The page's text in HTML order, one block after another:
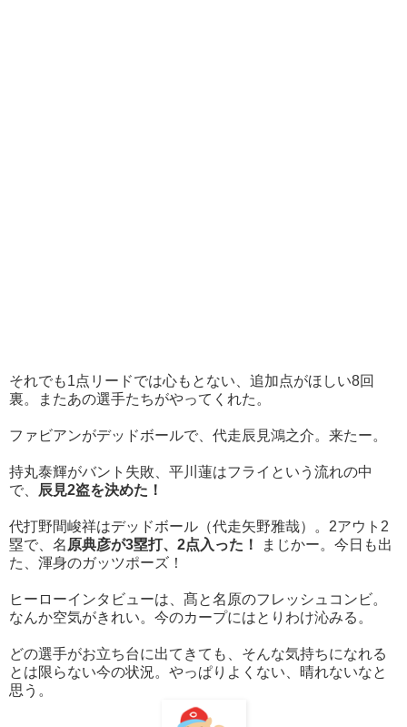
それでも1点リードでは心もとない、追加点がほしい8回
裏。またあの選手たちがやってくれた。
ファビアンがデッドボールで、代走辰見鴻之介。来たー。
持丸泰輝がバント失敗、平川蓮はフライという流れの中
で、
辰見2盗を決めた！
代打野間峻祥はデッドボール（代走矢野雅哉）。2アウト2
塁で、名 原典彦が3塁打、2点入った！
まじかー。今日も出
た、渾身のガッツポーズ！
ヒーローインタビューは、髙と名原のフレッシュコンビ。
なんか空気がきれい。今のカープにはとりわけ沁みる。
どの選手がお立ち台に出てきても、そんな気持ちになれる
とは限らない今の状況。やっぱりよくない、晴れないなと
思う。